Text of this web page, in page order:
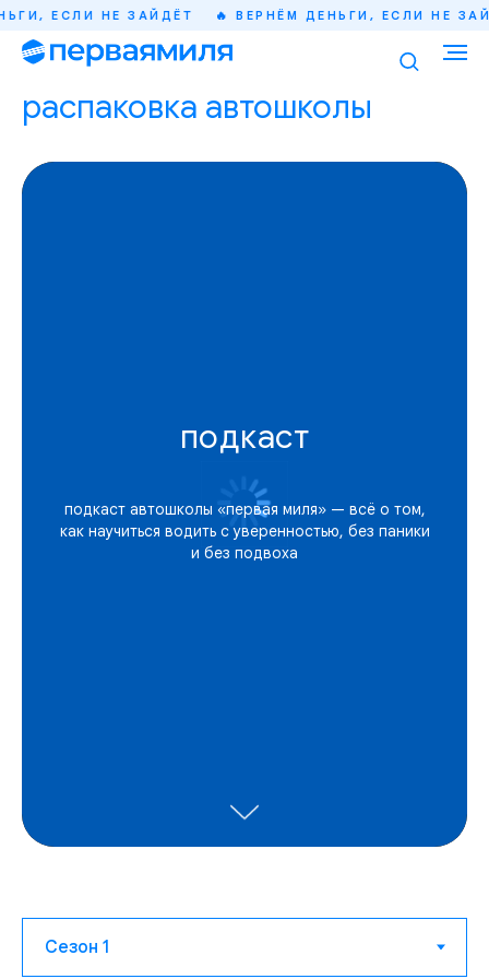
ЕСЛИ НЕ ЗАЙДЁТ 🔥 ВЕРНЁМ ДЕНЬГИ, ЕСЛИ НЕ
распаковка автошколы
подкаст
подкаст автошколы «первая миля» — всё о том,
как научиться водить с уверенностью, без паники
и без подвоха